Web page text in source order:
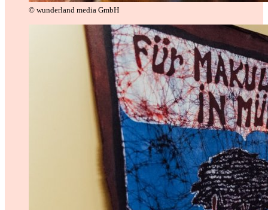
© wunderland media GmbH